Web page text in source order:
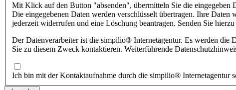
Mit Klick auf den Button "absenden", übermitteln Sie die eingegeben
Die eingegebenen Daten werden verschlüsselt übertragen. Ihre
jederzeit widerrufen und eine Löschung beantragen. Senden Sie
Der Datenverarbeiter ist die simpilio®
Sie zu diesem Zweck kontaktieren. Weiterführende
Ich bin mit der Kontaktaufnahme durch die simpilio® Internetagentur